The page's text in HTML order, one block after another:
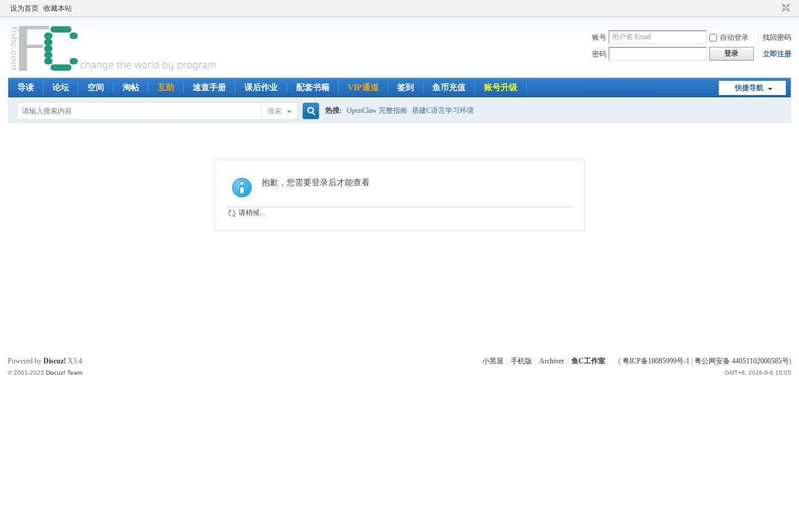
设为首页 收藏本站
账号 自动登录
找回密码
密码
登录 立即注册
快捷导航
导读 论坛 空间 淘帖 互助 速查手册 课后作业 配套书籍 VIP通道 签到 鱼币充值 账号升级
搜索
索
热搜: OpenClaw 完整指南 搭建C语言学习环境
抱歉，您需要登录后才能查看
请稍候...
小黑屋 手机版 Archiver 鱼C工作室 ( 粤ICP备18085999号-1 粤公网安备 44051102000585号)
GMT+8, 2026-8-6 15:05
Powered byDiscuz! X3.4
© 2001-2023Discuz! Team